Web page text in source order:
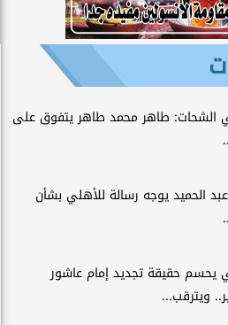
الشحات: طاهر محمد طاهر يتفوق على
الحميد يوجه رسالة للأهلي بشأن
يحسم حقيقة تجديد إمام عاشور
ويترقب...